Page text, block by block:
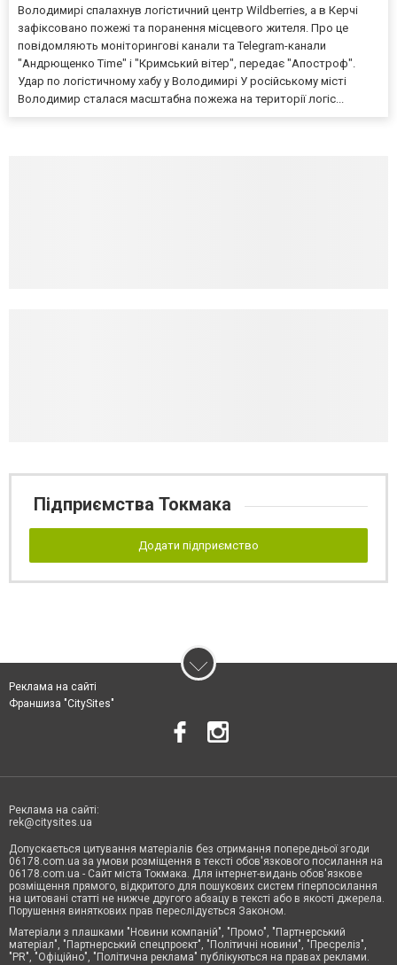
Володимирі спалахнув логістичний центр Wildberries, а в Керчі
зафіксовано пожежі та поранення місцевого жителя. Про це
повідомляють моніторингові канали та Telegram-канали
"Андрющенко Time" і "Кримський вітер", передає "Апостроф".
Удар по логістичному хабу у Володимирі У російському місті
Володимир сталася масштабна пожежа на території логіс...
Підприємства Токмака
Додати підприємство
Реклама на сайті
Франшиза "CitySites"
Реклама на сайті:
rek@citysites.ua
Допускається цитування матеріалів без отримання попередньої згоди
06178.com.ua за умови розміщення в тексті обов'язкового посилання на
06178.com.ua - Сайт міста Токмака. Для інтернет-видань обов'язкове
розміщення прямого, відкритого для пошукових систем гіперпосилання
на цитовані статті не нижче другого абзацу в тексті або в якості джерела.
Порушення виняткових прав переслідується Законом.
Матеріали з плашками "Новини компаній", "Промо", "Партнерський
матеріал", "Партнерський спецпроєкт", "Політичні новини", "Пресреліз",
"PR", "Офіційно", "Політична реклама" публікуються на правах реклами.